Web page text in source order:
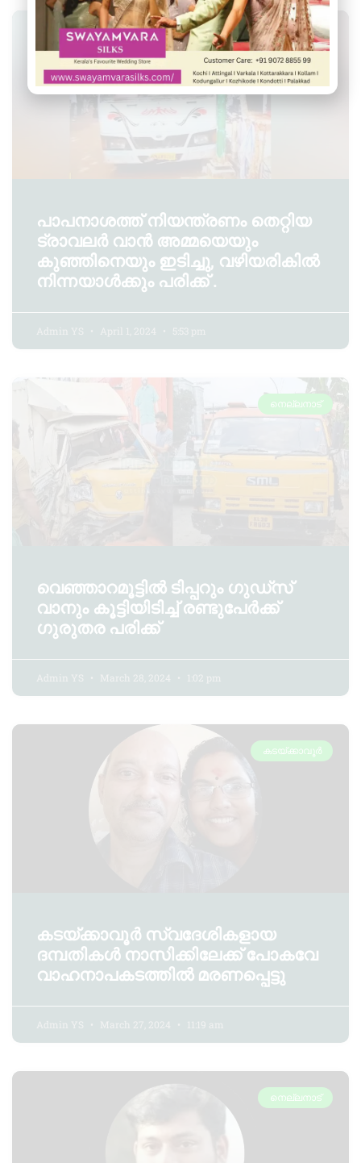
വർക്കല
പാപനാശത്ത് നിയന്ത്രണം തെറ്റിയ
ട്രാവലർ വാൻ അമ്മയെയും
കുഞ്ഞിനെയും ഇടിച്ചു, വഴിയരികിൽ
നിന്നയാൾക്കും പരിക്ക് .
Admin YS April 1, 2024 5:53 pm
നെല്ലനാട്
വെഞ്ഞാറമൂട്ടിൽ ടിപ്പറും ഗുഡ്സ്
വാനും കൂട്ടിയിടിച്ച് രണ്ടുപേർക്ക്
ഗുരുതര പരിക്ക്
Admin YS March 28, 2024 1:02 pm
കടയ്ക്കാവൂർ
കടയ്ക്കാവൂർ സ്വദേശികളായ
ദമ്പതികൾ നാസിക്കിലേക്ക് പോകവേ
വാഹനാപകടത്തിൽ മരണപ്പെട്ടു
Admin YS March 27, 2024 11:19 am
നെല്ലനാട്